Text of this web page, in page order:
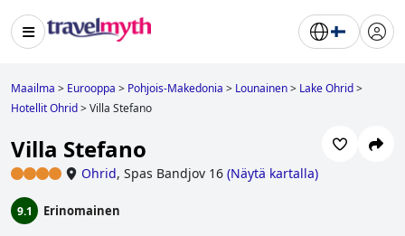
Maailma > Eurooppa > Pohjois-Makedonia > Lounainen> Lake Ohrid>
Hotellit Ohrid>Villa Stefano
Villa Stefano
Ohrid, Spas Bandjov 16 (Näytä kartalla)
9.1 Erinomainen